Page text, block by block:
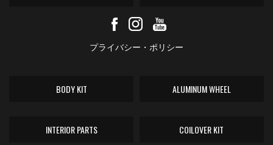
プライバシー・ポリシー
BODY KIT ALUMINUM WHEEL
INTERIOR PARTS COILOVER KIT